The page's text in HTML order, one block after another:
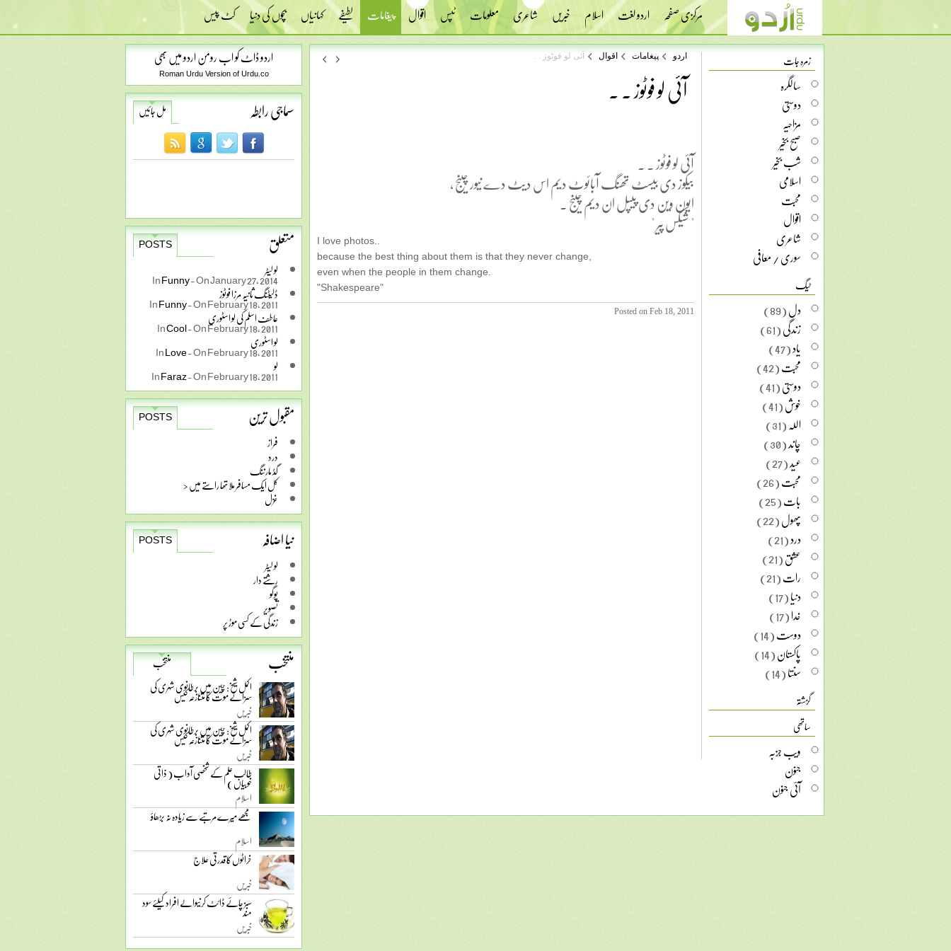
مرکزی صفحہ اردو لغت اسلام خبریں شاعری معلومات ٹپس اقوال پیغامات لطیفے کہانیاں بچوں کی دنیا کٹ پیس
اردو ڈاٹ کو اب رومن اردو میں بھی
Roman Urdu Version of Urdu.co
سماجی رابطہ مل جائیں
متعلق
POSTS
لو لیٹر
InFunny-On January 27, 2014
ڈلیٹنگ ثانیہ مرزا فوٹوز InFunny-On February 18, 2011
عاطف اسلم کی لو اسٹوری InCool-On February 18, 2011
لو اسٹوری InLove-On February 18, 2011
لو InFaraz-On February 18, 2011
مقبول ترین
POSTS
فراز
درد
گڈ مارننگ
کل ایک مسافر ملا تھا راستے میں <
غزل
نیا اضافہ
POSTS
لو لیٹر
رشتے دار
پوگو
تصویر
زندگی کے کسی موڑ پر
منتخب
منتخب
اکمل شیخ: چین میں برطانوی شہری کی
سزائے موت کا متنازعہ کیس
خبریں
اکمل شیخ: چین میں برطانوی شہری کی
سزائے موت کا متنازعہ کیس
خبریں
طالب علم کے شخصی آداب ( ذاتی
خوبیاں )
اسلام
مجھے میرے مرتبے سے زیادہ نہ بڑھاؤ
اسلام
خراٹوں کا قدرتی علاج
خبریں
سبز چائے ڈائٹ کرنیوالے افراد کیلئے سود
مند
خبریں
اردو پیغامات اقوال آئی لو فوٹوز . .
آئی لو فوٹوز . .
آئی لو فوٹوز . .
بیکوز دی بیسٹ تھنگ آبائوٹ دیم اس دیٹ دے نیور چینج ،
ایون وین دی پیپل ان دیم چینج .
" شیکس پیر "
I love photos..
because the best thing about them is that they never change,
even when the people in them change.
"Shakespeare"
Posted on Feb 18, 2011
زمرہ جات
سالگرہ
دوستی
مزاحیہ
صبح بخیر
شب بخیر
اسلامی
محبت
اقوال
شاعری
سوری / معافی
ٹیگ
دل(89)
زندگی(61)
یاد(47)
محبت(42)
دوستی(41)
خوش(41)
اللہ(31)
چاند(30)
عید(27)
محبت(26)
بات(25)
پھول(22)
درد(21)
عشق(21)
رات(21)
دنیا(17)
خدا(17)
دوست(14)
پاکستان(14)
سنتا(14)
گزشتہ
ساتھی
ویب جزبہ
جنون
آئی جنون